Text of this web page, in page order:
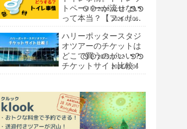
トペーパーが流せない
って本当？【フィリピ
2026.02.13
2026.07.06
ハリーポッタースタジ
オツアーのチケットは
どこで買うのがいい？
チケットサイト比較！
2025.10.22
2026.07.06